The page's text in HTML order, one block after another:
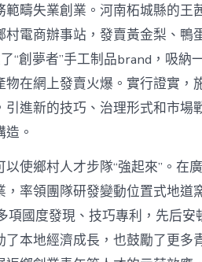
範疇失業創業。河南柘城縣的
村電商辦事站，發賣黃金梨、鴨
“創夢者”手工制品brand，吸
物在網上發賣火爆。實行證實，
引進新的技巧、治理形式和市場
。
以使鄉村人才步隊“強起來”。在
，率領團隊研發變動位置式地道
項國度發現、技巧專利，先后
了本地經濟成長，也鼓勵了更多